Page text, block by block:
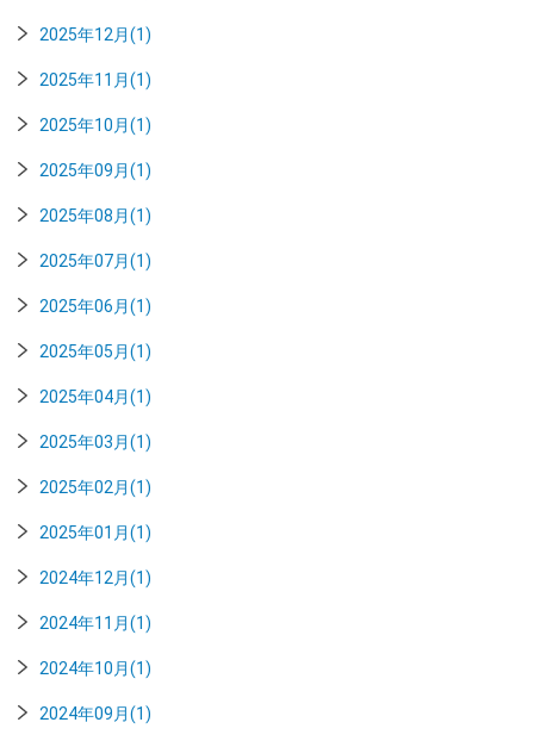
2025年12月(1)
2025年11月(1)
2025年10月(1)
2025年09月(1)
2025年08月(1)
2025年07月(1)
2025年06月(1)
2025年05月(1)
2025年04月(1)
2025年03月(1)
2025年02月(1)
2025年01月(1)
2024年12月(1)
2024年11月(1)
2024年10月(1)
2024年09月(1)